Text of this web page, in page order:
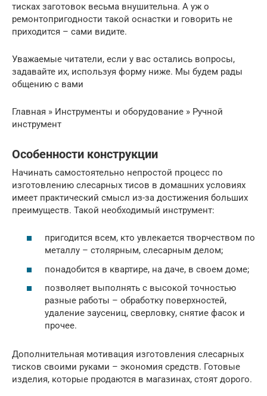
тисках заготовок весьма внушительна. А уж о
ремонтопригодности такой оснастки и говорить не
приходится – сами видите.
Уважаемые читатели, если у вас остались вопросы,
задавайте их, используя форму ниже. Мы будем рады
общению с вами
Главная » Инструменты и оборудование » Ручной
инструмент
Особенности конструкции
Начинать самостоятельно непростой процесс по
изготовлению слесарных тисов в домашних условиях
имеет практический смысл из-за достижения больших
преимуществ. Такой необходимый инструмент:
пригодится всем, кто увлекается творчеством по
металлу – столярным, слесарным делом;
понадобится в квартире, на даче, в своем доме;
позволяет выполнять с высокой точностью
разные работы – обработку поверхностей,
удаление заусениц, сверловку, снятие фасок и
прочее.
Дополнительная мотивация изготовления слесарных
тисков своими руками – экономия средств. Готовые
изделия, которые продаются в магазинах, стоят дорого.